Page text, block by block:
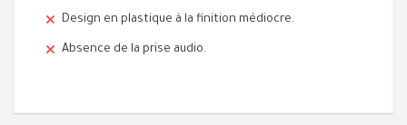
Design en plastique à la finition médiocre.
Absence de la prise audio.